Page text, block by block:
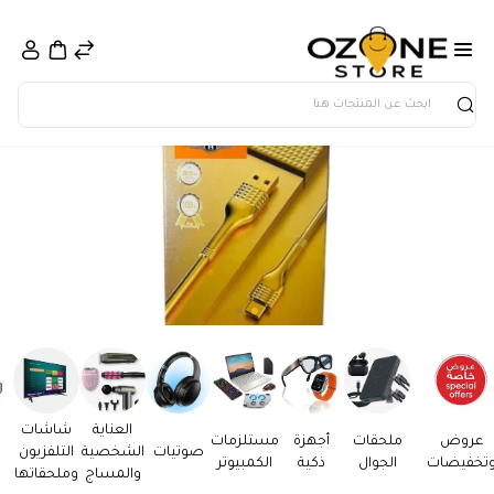
بحث
عروض
ملحقات
الجوال
أجهزة
ذكية
مستلزمات
الكمبيوتر
صوتيات
العناية
الشخصية
والمساج
شاشات
التلفزيون
وملحقاتها